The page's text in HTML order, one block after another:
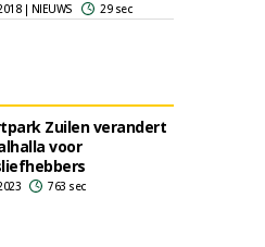
| NIEUWS 29 sec
Zuilen verandert
voor
763 sec